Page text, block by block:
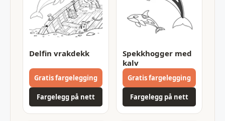
Delfin vrakdekk
Gratis fargelegging
Fargelegg på nett
Spekkhogger med
kalv
Gratis fargelegging
Fargelegg på nett